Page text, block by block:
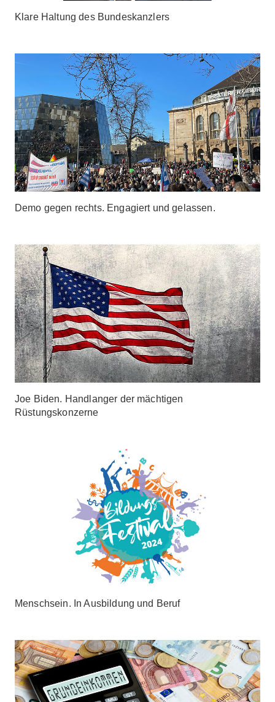
Klare Haltung des Bundeskanzlers
Demo gegen rechts. Engagiert und gelassen.
Joe Biden. Handlanger der mächtigen
Rüstungskonzerne
Menschsein. In Ausbildung und Beruf